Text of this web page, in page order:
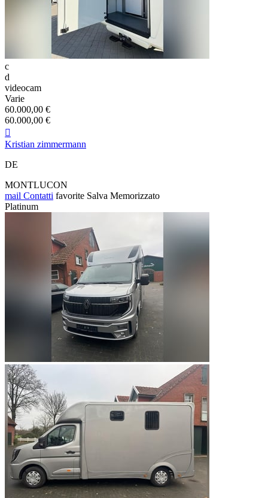
c
d
videocam
Varie
60.000,00 €
60.000,00 €

Kristian zimmermann
DE
MONTLUCON
mail Contatti favorite Salva Memorizzato
Platinum